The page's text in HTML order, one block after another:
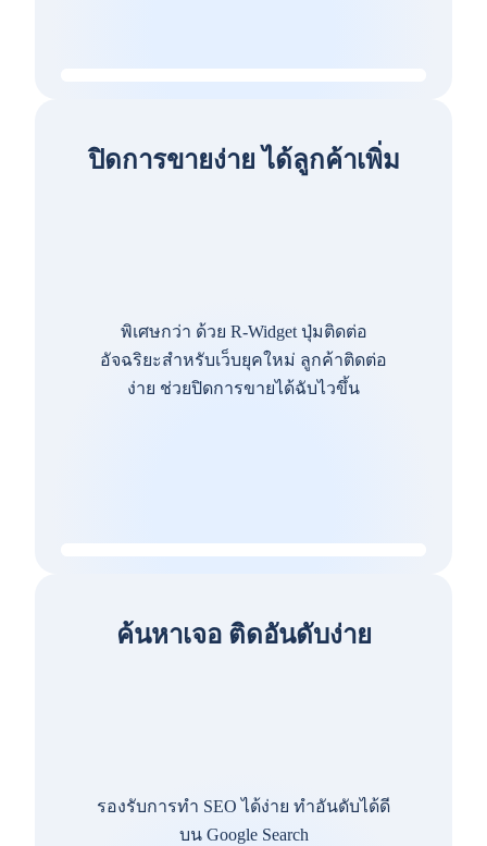
ปิดการขายง่าย ได้ลูกค้าเพิ่ม
พิเศษกว่า ด้วย R-Widget ปุ่มติดต่อ
อัจฉริยะสำหรับเว็บยุคใหม่ ลูกค้าติดต่อ
ง่าย ช่วยปิดการขายได้ฉับไวขึ้น
ค้นหาเจอ ติดอันดับง่าย
รองรับการทำ SEO ได้ง่าย ทำอันดับได้ดี
บน Google Search